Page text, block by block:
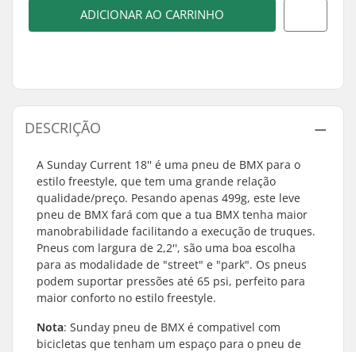
ADICIONAR AO CARRINHO
DESCRIÇÃO
A Sunday Current 18'' é uma pneu de BMX para o
estilo freestyle, que tem uma grande relação
qualidade/preço. Pesando apenas 499g, este leve
pneu de BMX fará com que a tua BMX tenha maior
manobrabilidade facilitando a execução de truques.
Pneus com largura de 2,2'', são uma boa escolha
para as modalidade de "street" e "park". Os pneus
podem suportar pressões até 65 psi, perfeito para
maior conforto no estilo freestyle.
Nota: Sunday pneu de BMX é compativel com
bicicletas que tenham um espaço para o pneu de